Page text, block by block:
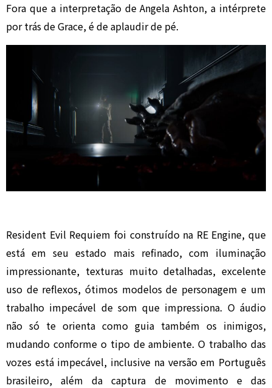
Fora que a interpretação de Angela Ashton, a intérprete
por trás de Grace, é de aplaudir de pé.
Resident Evil Requiem foi construído na RE Engine, que
está em seu estado mais refinado, com iluminação
impressionante, texturas muito detalhadas, excelente
uso de reflexos, ótimos modelos de personagem e um
trabalho impecável de som que impressiona. O áudio
não só te orienta como guia também os inimigos,
mudando conforme o tipo de ambiente. O trabalho das
vozes está impecável, inclusive na versão em Português
brasileiro, além da captura de movimento e das